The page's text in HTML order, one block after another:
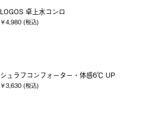
LOGOS 卓上水コンロ
￥4,980 (税込)
シュラフコンフォーター・体感6℃ UP
￥3,630 (税込)